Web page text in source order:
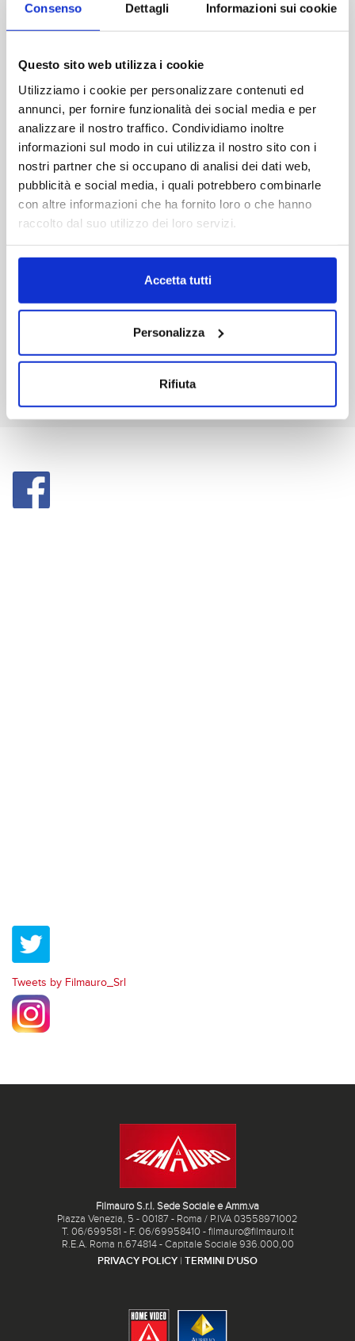
Consenso Dettagli Informazioni sui cookie
Questo sito web utilizza i cookie
Utilizziamo i cookie per personalizzare contenuti ed
annunci, per fornire funzionalità dei social media e per
analizzare il nostro traffico. Condividiamo inoltre
informazioni sul modo in cui utilizza il nostro sito con i
nostri partner che si occupano di analisi dei dati web,
pubblicità e social media, i quali potrebbero combinarle
con altre informazioni che ha fornito loro o che hanno
raccolto dal suo utilizzo dei loro servizi.
Accetta tutti
Personalizza
Rifiuta
Formato audio:
italiano dolby digital 2.0
Contenuti extra:
MENÙ ANIMATI - SELEZIONE SCENE - TRAILER
CINEMATOGRAFICO - VIDEO RIMASTERIZZATO IN
HIGH DEFINITION DA NEGATIVO ORIGINALE
Codice EAN: 8016024030598
DIGITAL DOWNLOAD
Tweets by Filmauro_Srl
Filmauro S.r.l. Sede Sociale e Amm.va
Piazza Venezia, 5 - 00187 - Roma / P.IVA 03558971002
T. 06/699581 - F. 06/69958410 - filmauro@filmauro.it
R.E.A. Roma n.674814 - Capitale Sociale 936.000,00
PRIVACY POLICY | TERMINI D'USO